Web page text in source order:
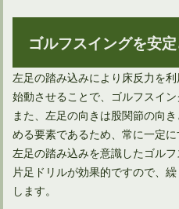
ゴルフスイングを安
左足の踏み込みにより床反力を
始動させることで、ゴルフスイン
また、左足の向きは股関節の向
める要素であるため、常に一定に
左足の踏み込みを意識したゴル
片足ドリルが効果的ですので、
します。